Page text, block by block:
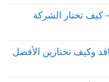
تختار الشركة
وكيف تختارين الأفضل